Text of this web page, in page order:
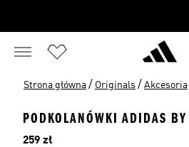
Strona główna / Originals / Akcesoria
PODKOLANÓWKI ADIDAS BY
Cena
259 zł